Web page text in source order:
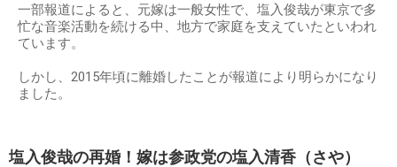
一部報道によると、元嫁は一般女性で、塩入俊哉が東京で多
忙な音楽活動を続ける中、地方で家庭を支えていたといわれ
ています。
しかし、2015年頃に離婚したことが報道により明らかになり
ました。
塩入俊哉の再婚！嫁は参政党の塩入清香（さや）